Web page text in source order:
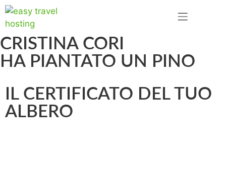
CRISTINA CORI
HA PIANTATO UN PINO
IL CERTIFICATO DEL TUO
ALBERO